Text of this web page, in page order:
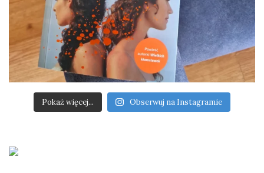
Pokaż więcej... Obserwuj na Instagramie